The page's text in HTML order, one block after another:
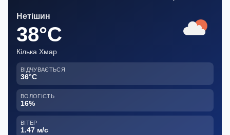
Нетішин
38°C
Кілька Хмар
ВІДЧУВАЄТЬСЯ
36°C
ВОЛОГІСТЬ
16%
ВІТЕР
1.47 м/с